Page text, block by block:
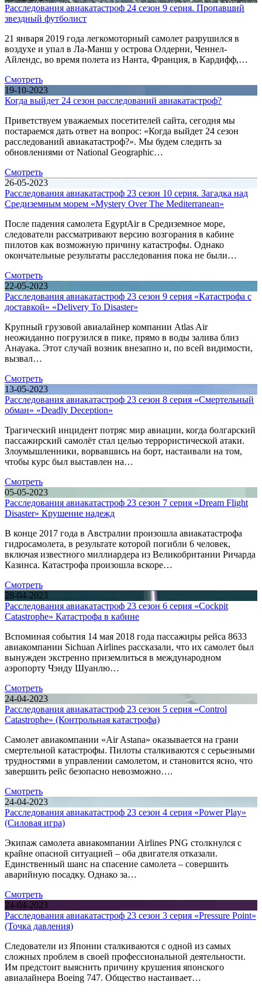
Расследования авиакатастроф 24 сезон 9 серия. Пропавший
звездный футболист
21 января 2019 года легкомоторный самолет разрушился в
воздухе и упал в Ла-Манш у острова Олдерни, Ченнел-
Айлендс, во время полета из Нанта, Франция, в Кардифф,…
Смотреть
19-10-2023
Когда выйдет 24 сезон расследований авиакатастроф?
Приветствуем уважаемых посетителей сайта, сегодня мы
постараемся дать ответ на вопрос: «Когда выйдет 24 сезон
расследований авиакатастроф?». Мы будем следить за
обновлениями от National Geographic…
Смотреть
26-05-2023
Расследования авиакатастроф 23 сезон 10 серия. Загадка над
Средиземным морем «Mystery Over The Mediterranean»
После падения самолета EgyptAir в Средиземное море,
следователи рассматривают версию возгорания в кабине
пилотов как возможную причину катастрофы. Однако
окончательные результаты расследования пока не были…
Смотреть
22-05-2023
Расследования авиакатастроф 23 сезон 9 серия «Катастрофа с
доставкой» «Delivery To Disaster»
Крупный грузовой авиалайнер компании Atlas Air
неожиданно погрузился в пике, прямо в воды залива близ
Анауака. Этот случай возник внезапно и, по всей видимости,
вызвал…
Смотреть
13-05-2023
Расследования авиакатастроф 23 сезон 8 серия «Смертельный
обман» «Deadly Deception»
Трагический инцидент потряс мир авиации, когда болгарский
пассажирский самолёт стал целью террористической атаки.
Злоумышленники, ворвавшись на борт, настаивали на том,
чтобы курс был выставлен на…
Смотреть
05-05-2023
Расследования авиакатастроф 23 сезон 7 серия «Dream Flight
Disaster» Крушение надежд
В конце 2017 года в Австралии произошла авиакатастрофа
гидросамолета, в результате которой погибли 6 человек,
включая известного миллиардера из Великобритании Ричарда
Казинса. Катастрофа произошла вскоре…
Смотреть
28-04-2023
Расследования авиакатастроф 23 сезон 6 серия «Cockpit
Catastrophe» Катастрофа в кабине
Вспоминая события 14 мая 2018 года пассажиры рейса 8633
авиакомпании Sichuan Airlines рассказали, что их самолет был
вынужден экстренно приземлиться в международном
аэропорту Чэнду Шуанлю…
Смотреть
24-04-2023
Расследования авиакатастроф 23 сезон 5 серия «Control
Catastrophe» (Контрольная катастрофа)
Самолет авиакомпании «Air Astana» оказывается на грани
смертельной катастрофы. Пилоты сталкиваются с серьезными
трудностями в управлении самолетом, и становится ясно, что
завершить рейс безопасно невозможно….
Смотреть
24-04-2023
Расследования авиакатастроф 23 сезон 4 серия «Power Play»
(Силовая игра)
Экипаж самолета авиакомпании Airlines PNG столкнулся с
крайне опасной ситуацией – оба двигателя отказали.
Единственный шанс на спасение самолета – совершить
аварийную посадку. Однако за…
Смотреть
24-04-2023
Расследования авиакатастроф 23 сезон 3 серия «Pressure Point»
(Точка давления)
Следователи из Японии сталкиваются с одной из самых
сложных проблем в своей профессиональной деятельности.
Им предстоит выяснить причину крушения японского
авиалайнера Boeing 747. Общество настаивает…